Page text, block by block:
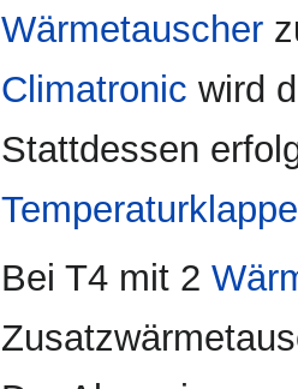
Wärmetauscher
Climatronic wird
Stattdessen
Temperaturklappe
Bei T4 mit 2